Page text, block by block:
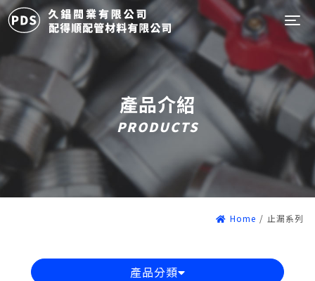
產品介紹
PRODUCTS
Home / 止漏系列
產品分類